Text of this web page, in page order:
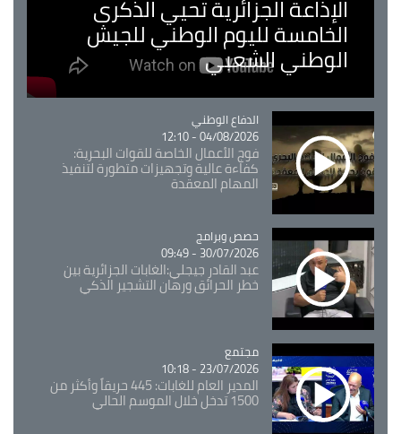
الإذاعة الجزائرية تحيي الذكرى
الخامسة لليوم الوطني للجيش
الوطني الشعبي
Catégorie
الدفاع الوطني
04/08/2026 - 12:10
فوج الأعمال الخاصة للقوات البحرية:
كفاءة عالية وتجهيزات متطورة لتنفيذ
المهام المعقدة
Catégorie
حصص وبرامج
30/07/2026 - 09:49
عبد القادر جيجلي:الغابات الجزائرية بين
خطر الحرائق ورهان التشجير الذكي
Catégorie
مجتمع
23/07/2026 - 10:18
المدير العام للغابات: 445 حريقاً وأكثر من
1500 تدخل خلال الموسم الحالي